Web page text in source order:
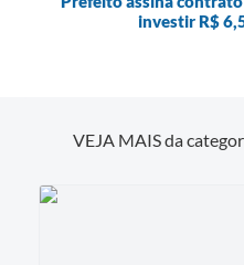
investir R$
VEJA MAIS da